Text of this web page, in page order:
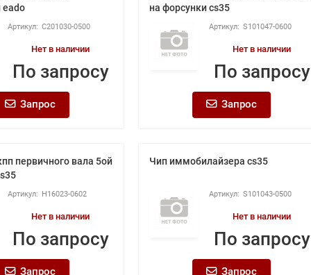
eado
C201030-0500
Нет в наличии
По запросу
Запрос
на форсунки cs35
S101047-0600
Нет в наличии
По запросу
Запрос
первичного вала 5ой
H16023-0602
Нет в наличии
По запросу
Запрос
Чип иммобилайзера cs35
S101043-0500
Нет в наличии
По запросу
Запрос